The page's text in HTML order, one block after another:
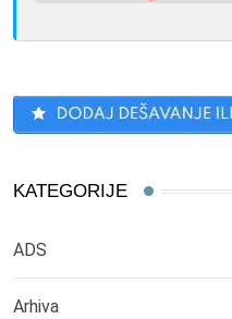
KATEGORIJE
ADS
Arhiva